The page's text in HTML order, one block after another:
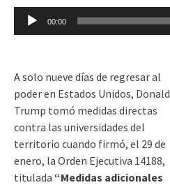
Reproductor
00:00
A solo nueve días de regresar al
poder en Estados Unidos, Donald
Trump tomó medidas directas
contra las universidades del
territorio cuando firmó, el 29 de
enero, la Orden Ejecutiva 14188,
titulada “Medidas adicionales